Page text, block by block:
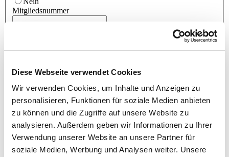
Diese Webseite verwendet Cookies
Wir verwenden Cookies, um Inhalte und Anzeigen zu
personalisieren, Funktionen für soziale Medien anbieten
zu können und die Zugriffe auf unsere Website zu
analysieren. Außerdem geben wir Informationen zu Ihrer
Verwendung unserer Website an unsere Partner für
soziale Medien, Werbung und Analysen weiter. Unsere
Mitgliedsnummer
Ich buche zusätzlich den optionalen Intensivtag zur Vermittlung
der D-Themen für 1.450,- Euro.
Buchung Intensivtag*
Ja
Nein
Ich bestelle zusätzlich das Buch PM4 in der 2-bändigen Print-
Version für 83,- Euro inkl. Versandkosten.
Bestellung PM4 Print*
Ja